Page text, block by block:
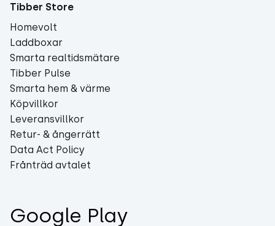
Tibber Store
Homevolt
Laddboxar
Smarta realtidsmätare
Tibber Pulse
Smarta hem & värme
Köpvillkor
Leveransvillkor
Retur- & ångerrätt
Data Act Policy
Frånträd avtalet
Google Play